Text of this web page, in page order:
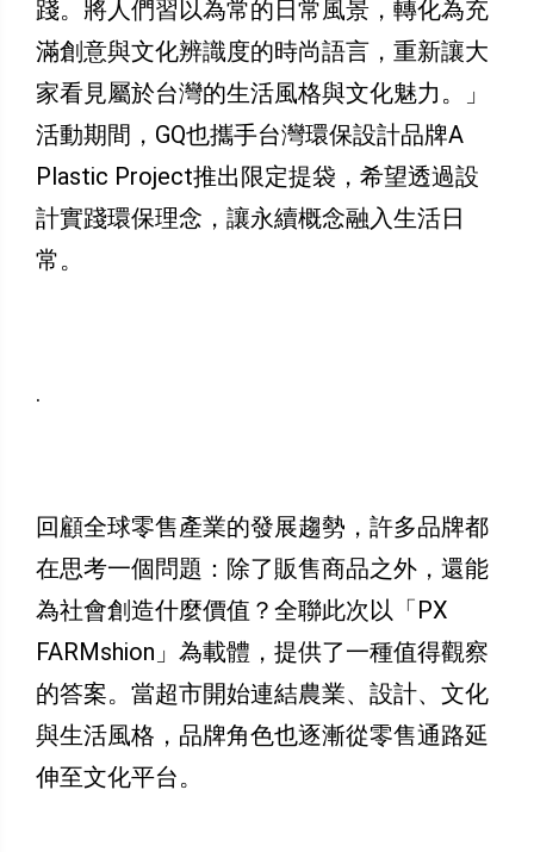
踐。將人們習以為常的日常風景，轉化為充
滿創意與文化辨識度的時尚語言，重新讓大
家看見屬於台灣的生活風格與文化魅力。」
活動期間，GQ也攜手台灣環保設計品牌A
Plastic Project推出限定提袋，希望透過設
計實踐環保理念，讓永續概念融入生活日
常。
.
回顧全球零售產業的發展趨勢，許多品牌都
在思考一個問題：除了販售商品之外，還能
為社會創造什麼價值？全聯此次以「PX
FARMshion」為載體，提供了一種值得觀察
的答案。當超市開始連結農業、設計、文化
與生活風格，品牌角色也逐漸從零售通路延
伸至文化平台。